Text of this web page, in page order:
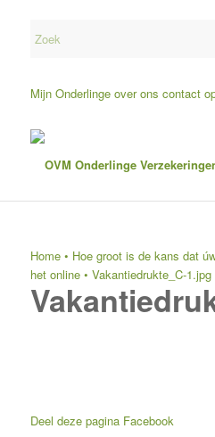
Mijn Onderlinge over ons contact
Home• Hoe groot is de kans dat
het online• Vakantiedrukte_C-1.jpg
Deel deze pagina Facebook